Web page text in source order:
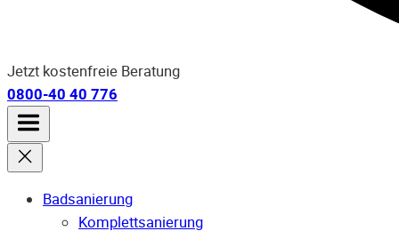
Jetzt kostenfreie Beratung
0800-40 40 776
Badsanierung
Komplettsanierung